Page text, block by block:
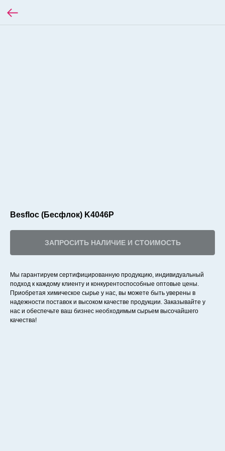
Besfloc (Бесфлок) K4046P
ЗАПРОСИТЬ НАЛИЧИЕ И СТОИМОСТЬ
Мы гарантируем сертифицированную продукцию, индивидуальный
подход к каждому клиенту и конкурентоспособные оптовые цены.
Приобретая химическое сырье у нас, вы можете быть уверены в
надежности поставок и высоком качестве продукции. Заказывайте у
нас и обеспечьте ваш бизнес необходимым сырьем высочайшего
качества!